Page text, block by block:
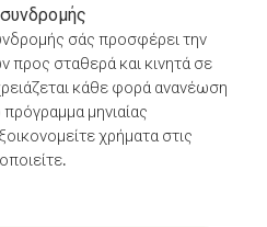
σάς προσφέρει την
προς σταθερά και κινητά σε
κάθε φορά ανανέωση
μηνιαίας
χρήματα στις